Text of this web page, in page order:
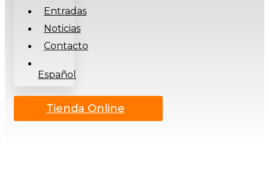
Entradas
Noticias
Contacto
Español
Tienda Online